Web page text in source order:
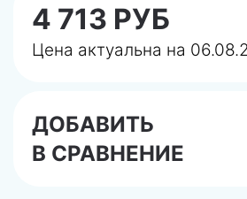
4 713 РУБ
Цена актуальна на
ДОБАВИТЬ
В СРАВНЕНИЕ